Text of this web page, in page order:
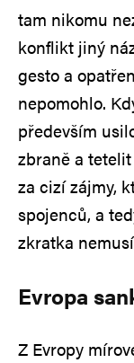
tam nikomu
konflikt jiný
gesto a
nepomohlo.
především
zbraně a
za cizí zájmy,
spojenců, a
zkratka
Evropa
Z Evropy